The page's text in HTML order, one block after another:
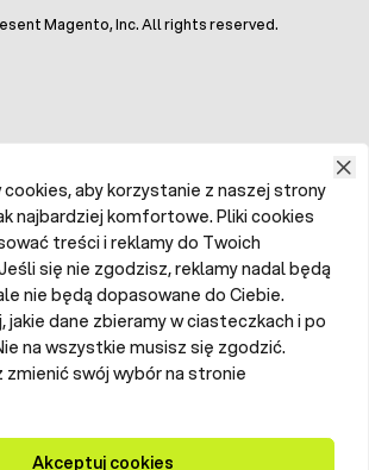
Magento, Inc. All rights reserved.
cookies, aby korzystanie z naszej strony
najbardziej komfortowe. Pliki cookies
treści i reklamy do Twoich
się nie zgodzisz, reklamy nadal będą
nie będą dopasowane do Ciebie.
jakie dane zbieramy w ciasteczkach i po
na wszystkie musisz się zgodzić.
swój wybór na stronie
Akceptuj cookies